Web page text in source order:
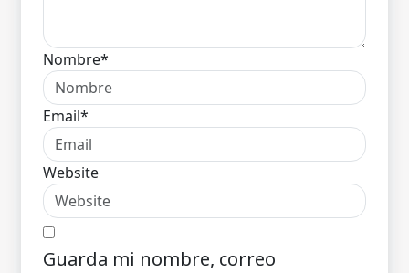
Nombre*
Email*
Website
Guarda mi nombre, correo